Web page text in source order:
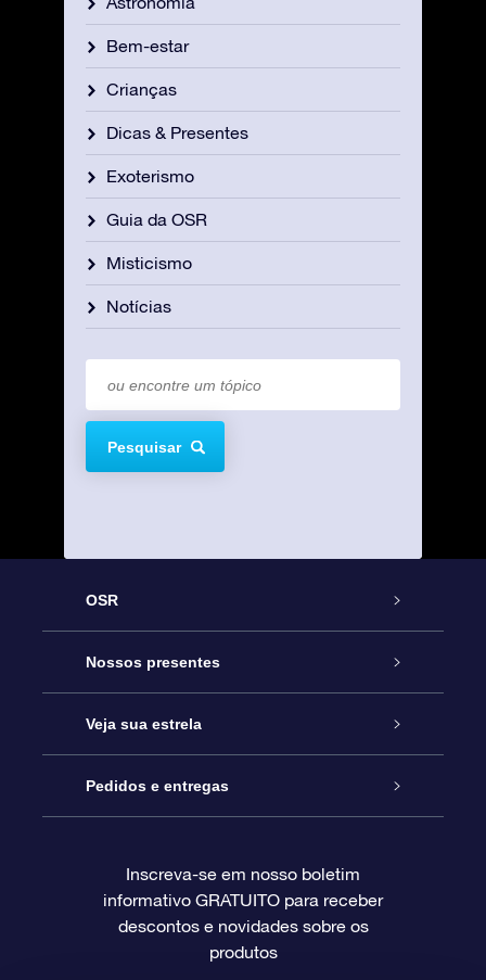
Bem-estar
Crianças
Dicas & Presentes
Exoterismo
Guia da OSR
Misticismo
Notícias
Pesquisar
OSR
Serviço
Entre em contato conosco
Blog
Avaliações
Nossos presentes
Presente estrelar on-line
Pacote de presente da OSR
O cartão de presente da OSR
Presentes corporativos
Veja sua estrela
Star Register
Página estelar personalizada
Um Milhão de Estrelas
Pedidos e entregas
Informações de pagamento
Inscreva-se em nosso boletim
informativo GRATUITO para receber
descontos e novidades sobre os
produtos